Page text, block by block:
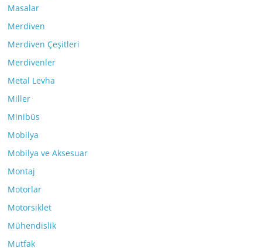
Masalar
Merdiven
Merdiven Çeşitleri
Merdivenler
Metal Levha
Miller
Minibüs
Mobilya
Mobilya ve Aksesuar
Montaj
Motorlar
Motorsiklet
Mühendislik
Mutfak